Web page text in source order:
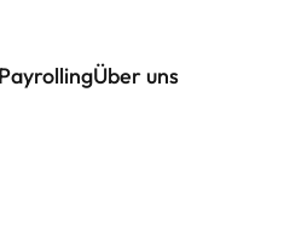
PayrollingÜber uns